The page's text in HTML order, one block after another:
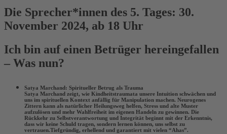
Die Sprecher*innen des 5. Tages: 30.
November 2024, ab 18 Uhr
Ich bin auf einen Betrüger hereingefallen
– Was nun?
Satya Marchand: Spiritueller Betrug als Trauma
Satya Marchand zeigt, wie Kindheitstraumata unsere Intuition schwächen und
uns im spirituellen Kontext anfällig für Manipulation machen. Neurogenes
Zittern kann als natürlicher Heilungsweg helfen, Stress und alte Muster
aufzulösen und mehr Wahlfreiheit im eigenen Handeln zu gewinnen. Die
Rückkehr zu Selbstverantwortung und Integrität beginnt mit der Erkenntnis,
dass wir keine Schuld tragen, sondern lernen können, uns selbst zu
vertrauen.Tiefgründig, erhellend und garantiert mit vielen “Ahas”.